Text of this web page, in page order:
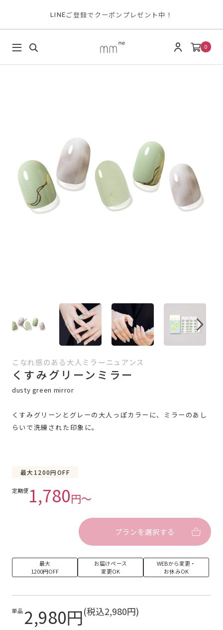
LINE ご登録でクーポンプレゼント中！
0
こなれ感のある大人ミラーニュアンス
くすみグリーンミラー
dusty green mirror
くすみグリーンとグレーの大人っぽカラーに、ミラーのあし
らいで洗練された印象に。
最大1200円OFF
定期便1,780円〜
プランを選択する
最大
1200円OFF
お届けペース
変更OK
WEBから変更・
お休みOK
単品 2,980円(税込2,980円)